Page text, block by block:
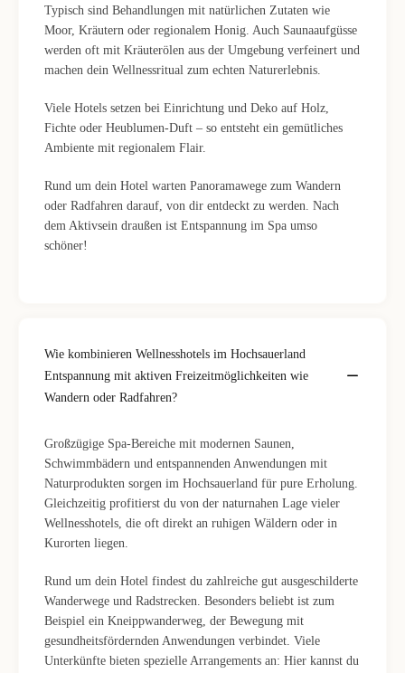
Typisch sind Behandlungen mit natürlichen Zutaten wie
Moor, Kräutern oder regionalem Honig. Auch Saunaaufgüsse
werden oft mit Kräuterölen aus der Umgebung verfeinert und
machen dein Wellnessritual zum echten Naturerlebnis.
Viele Hotels setzen bei Einrichtung und Deko auf Holz,
Fichte oder Heublumen-Duft – so entsteht ein gemütliches
Ambiente mit regionalem Flair.
Rund um dein Hotel warten Panoramawege zum Wandern
oder Radfahren darauf, von dir entdeckt zu werden. Nach
dem Aktivsein draußen ist Entspannung im Spa umso
schöner!
Wie kombinieren Wellnesshotels im Hochsauerland
Entspannung mit aktiven Freizeitmöglichkeiten wie
Wandern oder Radfahren?
Großzügige Spa-Bereiche mit modernen Saunen,
Schwimmbädern und entspannenden Anwendungen mit
Naturprodukten sorgen im Hochsauerland für pure Erholung.
Gleichzeitig profitierst du von der naturnahen Lage vieler
Wellnesshotels, die oft direkt an ruhigen Wäldern oder in
Kurorten liegen.
Rund um dein Hotel findest du zahlreiche gut ausgeschilderte
Wanderwege und Radstrecken. Besonders beliebt ist zum
Beispiel ein Kneippwanderweg, der Bewegung mit
gesundheitsfördernden Anwendungen verbindet. Viele
Unterkünfte bieten spezielle Arrangements an: Hier kannst du